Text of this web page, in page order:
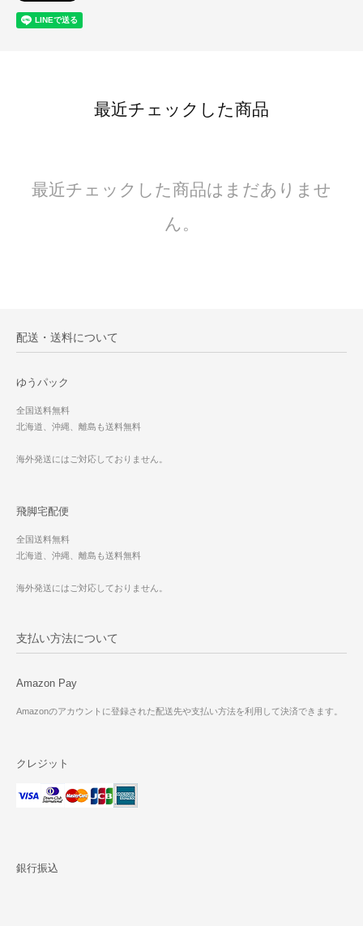
最近チェックした商品
最近チェックした商品はまだありませ
ん。
配送・送料について
ゆうパック
全国送料無料
北海道、沖縄、離島も送料無料
海外発送にはご対応しておりません。
飛脚宅配便
全国送料無料
北海道、沖縄、離島も送料無料
海外発送にはご対応しておりません。
支払い方法について
Amazon Pay
Amazonのアカウントに登録された配送先や支払い方法を利用して決済できます。
クレジット
銀行振込